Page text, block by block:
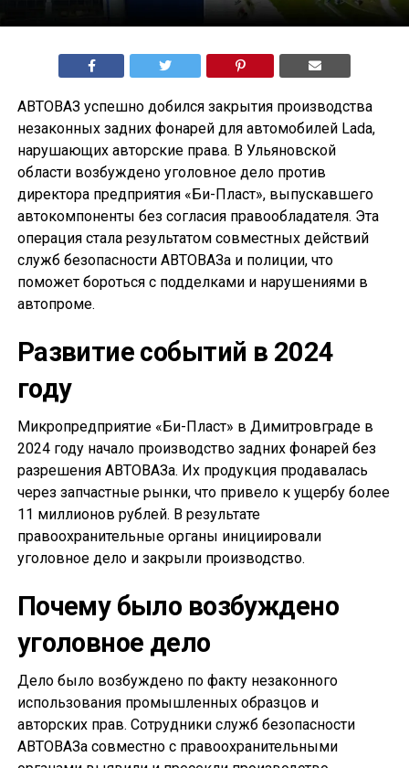
АВТОВАЗ успешно добился закрытия производства
незаконных задних фонарей для автомобилей Lada,
нарушающих авторские права. В Ульяновской
области возбуждено уголовное дело против
директора предприятия «Би-Пласт», выпускавшего
автокомпоненты без согласия правообладателя. Эта
операция стала результатом совместных действий
служб безопасности АВТОВАЗа и полиции, что
поможет бороться с подделками и нарушениями в
автопроме.
Развитие событий в 2024
году
Микропредприятие «Би-Пласт» в Димитровграде в
2024 году начало производство задних фонарей без
разрешения АВТОВАЗа. Их продукция продавалась
через запчастные рынки, что привело к ущербу более
11 миллионов рублей. В результате
правоохранительные органы инициировали
уголовное дело и закрыли производство.
Почему было возбуждено
уголовное дело
Дело было возбуждено по факту незаконного
использования промышленных образцов и
авторских прав. Сотрудники служб безопасности
АВТОВАЗа совместно с правоохранительными